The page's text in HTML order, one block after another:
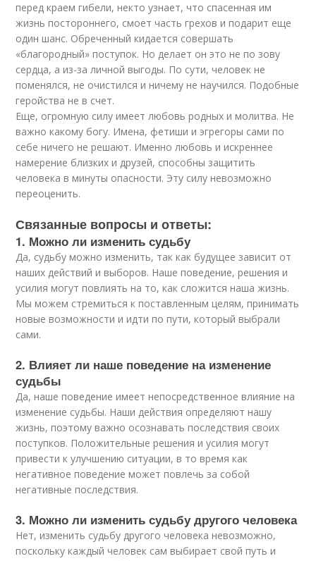
перед краем гибели, некто узнает, что спасенная им
жизнь постороннего, смоет часть грехов и подарит еще
один шанс. Обреченный кидается совершать
«благородный» поступок. Но делает он это не по зову
сердца, а из-за личной выгоды. По сути, человек не
поменялся, не очистился и ничему не научился. Подобные
геройства не в счет.
Еще, огромную силу имеет любовь родных и молитва. Не
важно какому богу. Имена, фетиши и эгрегоры сами по
себе ничего не решают. Именно любовь и искреннее
намерение близких и друзей, способны защитить
человека в минуты опасности. Эту силу невозможно
переоценить.
Связанные вопросы и ответы:
1. Можно ли изменить судьбу
Да, судьбу можно изменить, так как будущее зависит от
наших действий и выборов. Наше поведение, решения и
усилия могут повлиять на то, как сложится наша жизнь.
Мы можем стремиться к поставленным целям, принимать
новые возможности и идти по пути, который выбрали
сами.
2. Влияет ли наше поведение на изменение
судьбы
Да, наше поведение имеет непосредственное влияние на
изменение судьбы. Наши действия определяют нашу
жизнь, поэтому важно осознавать последствия своих
поступков. Положительные решения и усилия могут
привести к улучшению ситуации, в то время как
негативное поведение может повлечь за собой
негативные последствия.
3. Можно ли изменить судьбу другого человека
Нет, изменить судьбу другого человека невозможно,
поскольку каждый человек сам выбирает свой путь и